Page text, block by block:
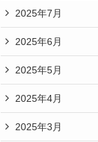
2025年7月
2025年6月
2025年5月
2025年4月
2025年3月